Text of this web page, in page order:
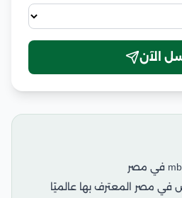
الآن
مصر المعترف بها عالميًا